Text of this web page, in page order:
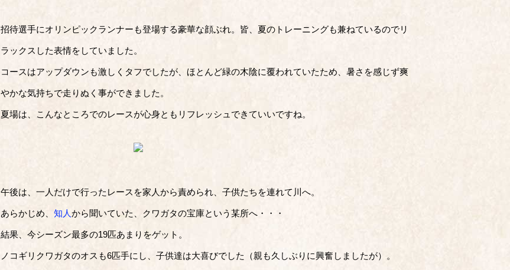
招待選手にオリンピックランナーも登場する豪華な顔ぶれ。皆、夏のトレーニングも兼ねているのでリ
ラックスした表情をしていました。
コースはアップダウンも激しくタフでしたが、ほとんど緑の木陰に覆われていたため、暑さを感じず爽
やかな気持ちで走りぬく事ができました。
夏場は、こんなところでのレースが心身ともリフレッシュできていいですね。
午後は、一人だけで行ったレースを家人から責められ、子供たちを連れて川へ。
あらかじめ、 知人から聞いていた、クワガタの宝庫という某所へ・・・
結果、今シーズン最多の19匹あまりをゲット。
ノコギリクワガタのオスも6匹手にし、子供達は大喜びでした（親も久しぶりに興奮しましたが）。